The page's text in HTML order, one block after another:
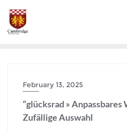
February 13, 2025
“glücksrad » Anpassbares
Zufällige Auswahl